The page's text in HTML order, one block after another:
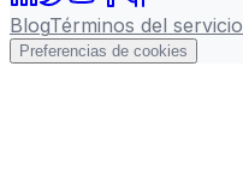
BlogTérminos del servicio
Preferencias de cookies